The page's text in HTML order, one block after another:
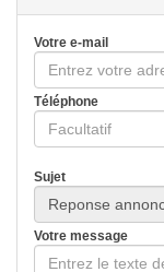
Votre e-mail
Téléphone
Sujet
Votre message